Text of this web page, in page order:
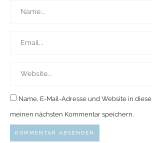
Name, E-Mail-Adresse und Website in
meinen nächsten Kommentar speichern.